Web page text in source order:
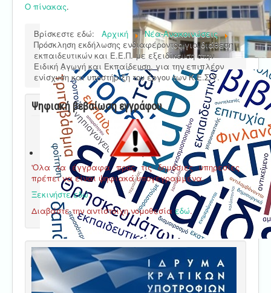
Ο πίνακας.
Βρίσκεστε εδώ: Αρχική
Νέα-Ανακοινώσεις
Πρόσκληση εκδήλωσης ενδιαφέροντος για διάθεση
εκπαιδευτικών και Ε.Ε.Π. με εξειδίκευση στην
Ειδική Αγωγή και Εκπαίδευση, για την επιπλέον
ενίσχυση και υποστήριξη του έργου των Κ.Ε.Σ.Υ.
Ψηφιακή βεβαίωση εγγράφου
'Ολα τα έγγραφα προς τις δημόσιες υπηρεσίες
πρέπει να είναι ψηφιακά υπογεγραμμένα.
Ξεκινήστε εδώ.
Διαβάστε την αντίστοιχη νομοθεσία εδώ.